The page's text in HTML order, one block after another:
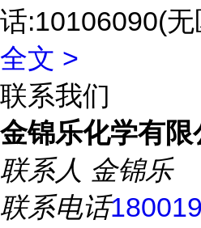
话:10106090(无
全文 >
联系我们
金锦乐化学有限
联系人 金锦乐
联系电话